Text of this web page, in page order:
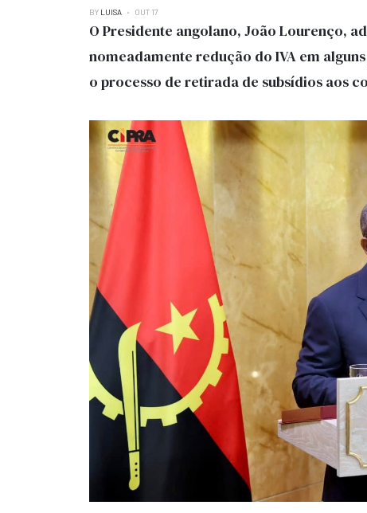
BY LUISA OUT 17
O Presidente angolano, João Lourenço,
nomeadamente redução do IVA em
o processo de retirada de subsídios aos